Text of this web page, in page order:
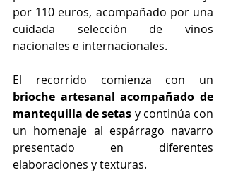
por 110 euros, acompañado por una
cuidada selección de vinos
nacionales e internacionales.
brioche artesanal acompañado de
mantequilla de setas y continúa con
un homenaje al espárrago navarro
presentado en diferentes
elaboraciones y texturas.